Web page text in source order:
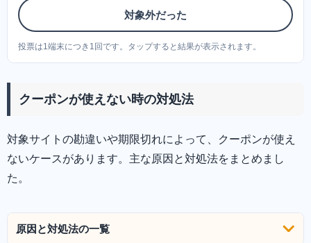
対象外だった
投票は1端末につき1回です。タップすると結果が表示されます。
クーポンが使えない時の対処法
対象サイトの勘違いや期限切れによって、クーポンが使え
ないケースがあります。主な原因と対処法をまとめまし
た。
原因と対処法の一覧